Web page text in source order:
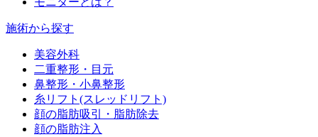
施術から探す
美容外科
二重整形・目元
鼻整形・小鼻整形
糸リフト(スレッドリフト)
顔の脂肪吸引・脂肪除去
顔の脂肪注入